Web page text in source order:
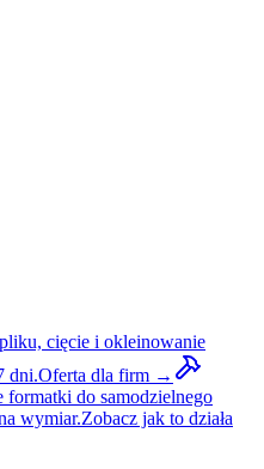
cięcie i okleinowanie
dni.Oferta dla firm →
formatki do samodzielnego
wymiar.Zobacz jak to działa